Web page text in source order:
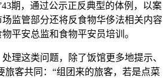
期，通过公示正反典型的体例，以案
监管部分还将反食物华侈法相关内容
平安总监和食物平安员培训。
这类问题，除了饭馆更多地提示、
旅客共同：“组团来的旅客，若是点菜